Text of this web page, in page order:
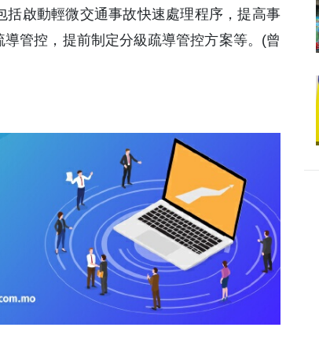
啟動輕微交通事故快速處理程序，提高事
管控，提前制定分級疏導管控方案等。(曾